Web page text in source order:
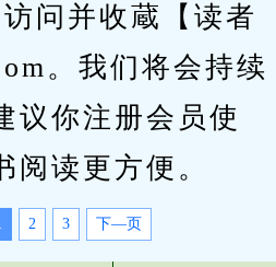
问并收蔵【读者
。我们将会持续
议你注册会员使
阅读更方便。
2 3 下—页